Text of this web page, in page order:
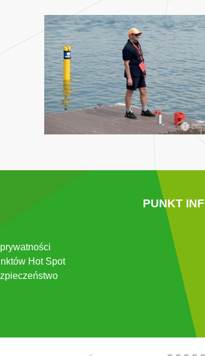
Hot Spot
PUNKT